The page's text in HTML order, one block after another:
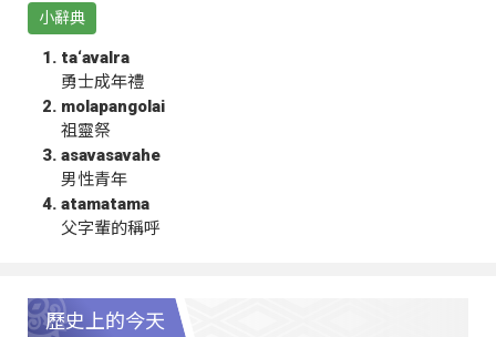
小辭典
ta‘avalra
勇士成年禮
molapangolai
祖靈祭
asavasavahe
男性青年
atamatama
父字輩的稱呼
歷史上的今天